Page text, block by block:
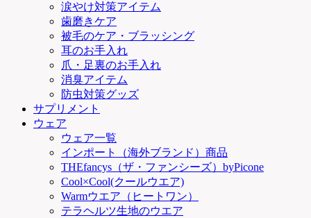
涙やけ対策アイテム
歯磨きケア
被毛のケア・ブラッシング
耳のお手入れ
爪・足裏のお手入れ
消臭アイテム
防虫対策グッズ
サプリメント
ウェア
ウェア一覧
インポート（海外ブランド）商品
THEfancys（ザ・ファンシーズ）byPicone
Cool×Cool(クールウエア)
Warmウエア（ヒートワン）
テラヘルツ生地のウエア